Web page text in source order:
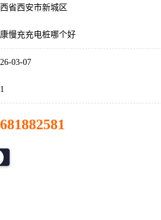
省西安市新城区
慢充充电桩哪个好
03-07